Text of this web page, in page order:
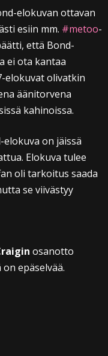
elokuvan ottavan
esiin mm. #metoo-
että Bond-
ei ota kantaa
elokuvat olivatkin
äänitorvena
kahinoissa.
on jäissä
Elokuva tulee
oli tarkoitus saada
se viivästyy
osanotto
epäselvää.